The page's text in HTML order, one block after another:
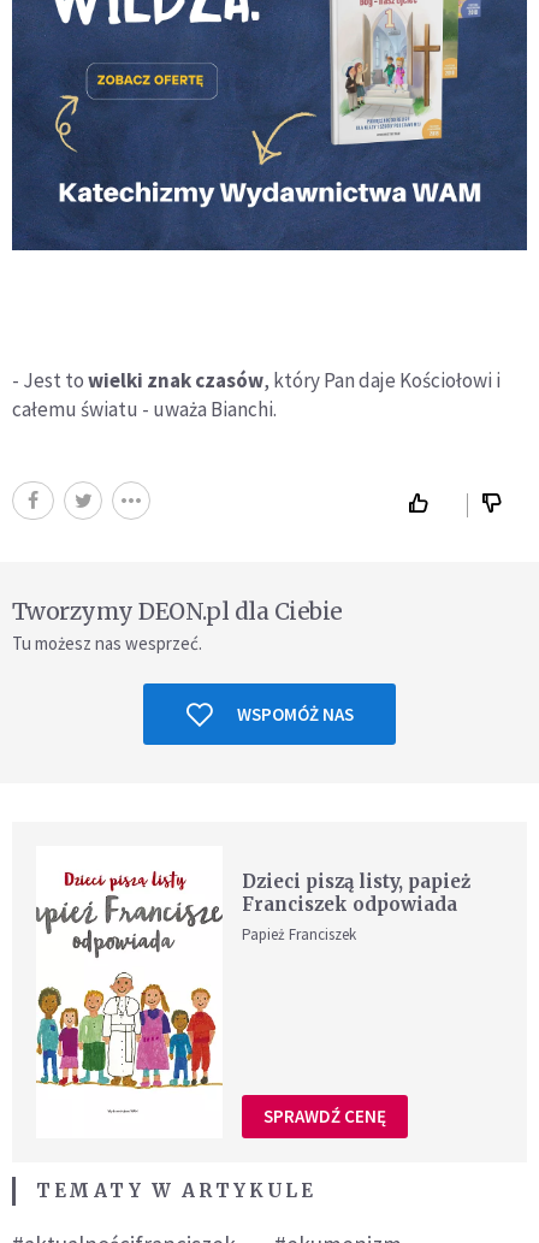
- Jest towielki znak czasów, który Pan daje Kościołowi i
całemu światu - uważa Bianchi.
Tworzymy DEON.pl dla Ciebie
Tu możesz nas wesprzeć.
WSPOMÓŻ NAS
Dzieci piszą listy, papież
Franciszek odpowiada
Papież Franciszek
SPRAWDŹ CENĘ
TEMATY W ARTYKULE